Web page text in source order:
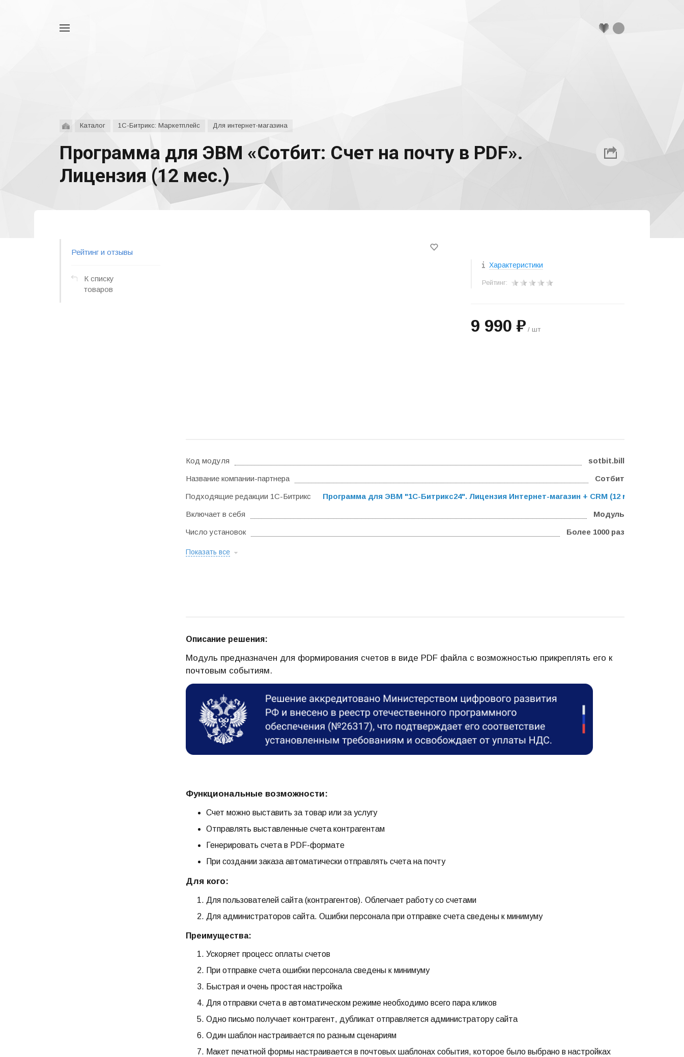
Каталог 1С-Битрикс: Маркетплейс Для интернет-магазина
Программа для ЭВМ «Сотбит: Счет на почту в PDF».
Лицензия (12 мес.)
Рейтинг и отзывы
К списку
товаров
Характеристики
Рейтинг:
9 990 ₽ / шт
Код модуля sotbit.bill
Название компании-партнера Сотбит
Подходящие редакции 1С-Битрикс Программа для ЭВМ "1С-Битрикс24". Лицензия Интернет-магазин + CRM (12 мес.)
Включает в себя Модуль
Число установок Более 1000 раз
Показать все
Описание решения:
Модуль предназначен для формирования счетов в виде PDF файла с возможностью прикреплять его к
почтовым событиям.
Функциональные возможности:
Счет можно выставить за товар или за услугу
Отправлять выставленные счета контрагентам
Генерировать счета в PDF-формате
При создании заказа автоматически отправлять счета на почту
Для кого:
Для пользователей сайта (контрагентов). Облегчает работу со счетами
Для администраторов сайта. Ошибки персонала при отправке счета сведены к минимуму
Преимущества:
Ускоряет процесс оплаты счетов
При отправке счета ошибки персонала сведены к минимуму
Быстрая и очень простая настройка
Для отправки счета в автоматическом режиме необходимо всего пара кликов
Одно письмо получает контрагент, дубликат отправляется администратору сайта
Один шаблон настраивается по разным сценариям
Макет печатной формы настраивается в почтовых шаблонах события, которое было выбрано в настройках